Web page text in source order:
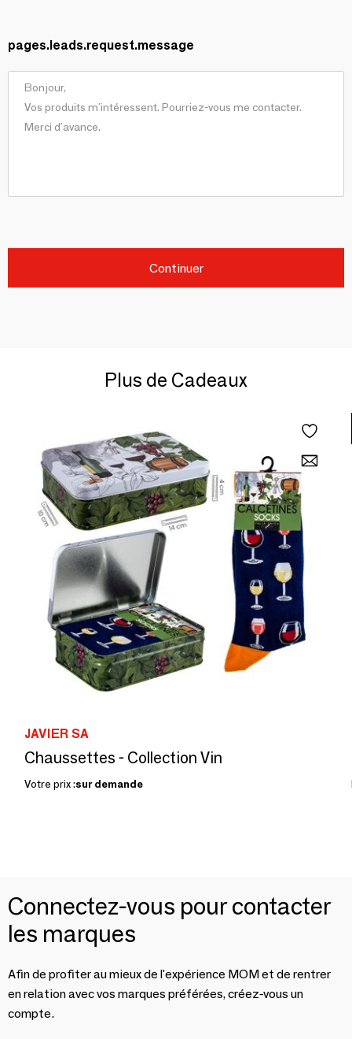
pages.leads.request.message
Continuer
Plus de Cadeaux
JAVIER SA
Chaussettes - Collection Vin
Votre prix :sur demande
Connectez-vous pour contacter
les marques
Afin de profiter au mieux de l'expérience MOM et de rentrer
en relation avec vos marques préférées, créez-vous un
compte.